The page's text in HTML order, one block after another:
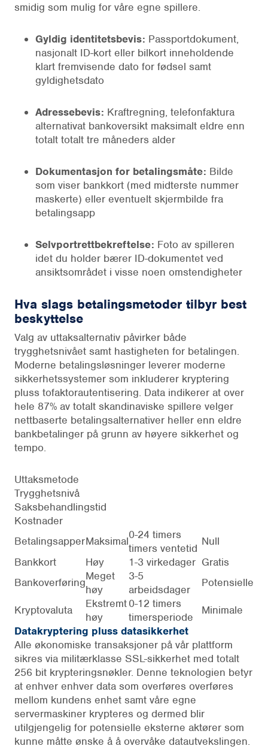
smidig som mulig for våre egne spillere.
Gyldig identitetsbevis: Passportdokument,
nasjonalt ID-kort eller bilkort inneholdende
klart fremvisende dato for fødsel samt
gyldighetsdato
Adressebevis: Kraftregning, telefonfaktura
alternativat bankoversikt maksimalt eldre enn
totalt totalt tre måneders alder
Dokumentasjon for betalingsmåte: Bilde
som viser bankkort (med midterste nummer
maskerte) eller eventuelt skjermbilde fra
betalingsapp
Selvportrettbekreftelse: Foto av spilleren
idet du holder bærer ID-dokumentet ved
ansiktsområdet i visse noen omstendigheter
Hva slags betalingsmetoder tilbyr best
beskyttelse
Valg av uttaksalternativ påvirker både
trygghetsnivået samt hastigheten for betalingen.
Moderne betalingsløsninger leverer moderne
sikkerhetssystemer som inkluderer kryptering
pluss tofaktorautentisering. Data indikerer at over
hele 87% av totalt skandinaviske spillere velger
nettbaserte betalingsalternativer heller enn eldre
bankbetalinger på grunn av høyere sikkerhet og
tempo.
Uttaksmetode
Trygghetsnivå
Saksbehandlingstid
Kostnader
BetalingsapperMaksimal0-24 timers
timers ventetid
Null
Bankkort
Høy 1-3 virkedager Gratis
BankoverføringMeget
høy
3-5
arbeidsdager
Potensielle
Kryptovaluta
Ekstremt
høy
0-12 timers
timersperiode
Minimale
Datakryptering pluss datasikkerhet
Alle økonomiske transaksjoner på vår plattform
sikres via militærklasse SSL-sikkerhet med totalt
256 bit krypteringsnøkler. Denne teknologien betyr
at enhver enhver data som overføres overføres
mellom kundens enhet samt våre egne
servermaskiner krypteres og dermed blir
utilgjengelig for potensielle eksterne aktører som
kunne måtte ønske å å overvåke datautvekslingen.